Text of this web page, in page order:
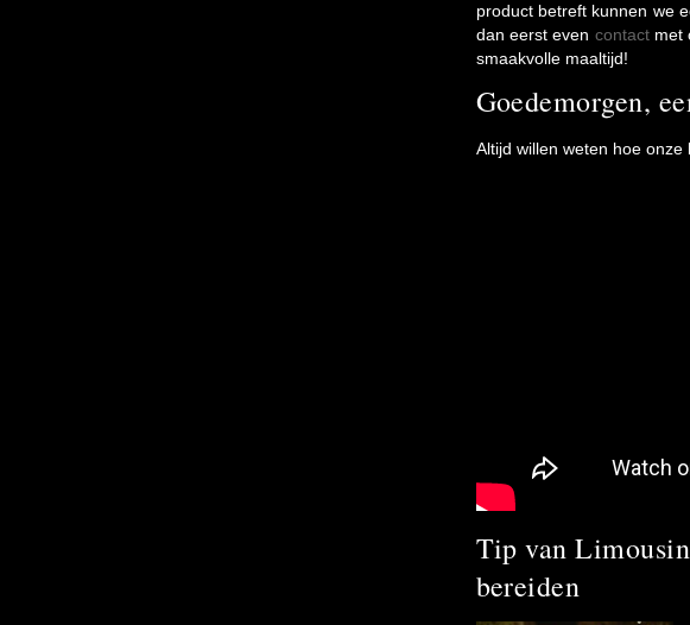
product betreft kunnen we
dan eerst even contactmet
smaakvolle maaltijd!
Goedemorgen,
Altijd willen weten hoe
Tip van
bereiden